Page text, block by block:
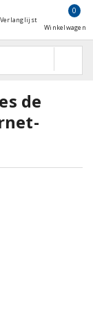
Verlanglijst
0
Winkelwagen
de